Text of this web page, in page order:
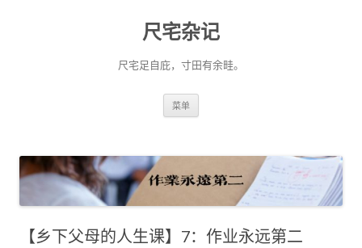
尺宅杂记
尺宅足自庇，寸田有余畦。
菜单
【乡下父母的人生课】7：作业永远第二